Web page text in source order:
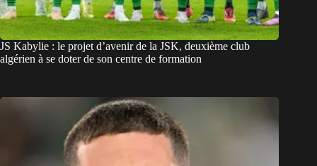
JS Kabylie : le projet d’avenir de la JSK, deuxième club
algérien à se doter de son centre de formation